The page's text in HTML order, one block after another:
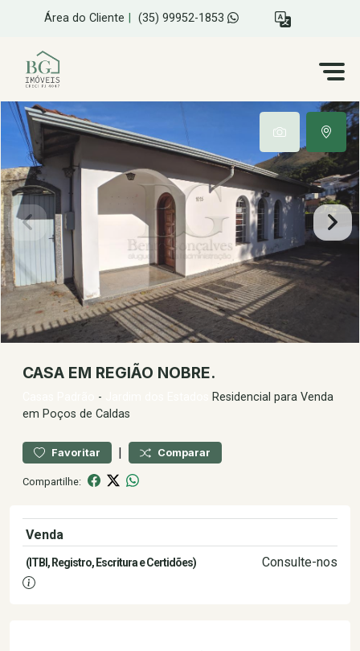
Área do Cliente (35) 99952-1853
CASA EM REGIÃO NOBRE.
-
Residencial para Venda
em Poços de Caldas
Favoritar | Comparar
Compartilhe:
Venda
(ITBI, Registro, Escritura e Certidões) Consulte-nos